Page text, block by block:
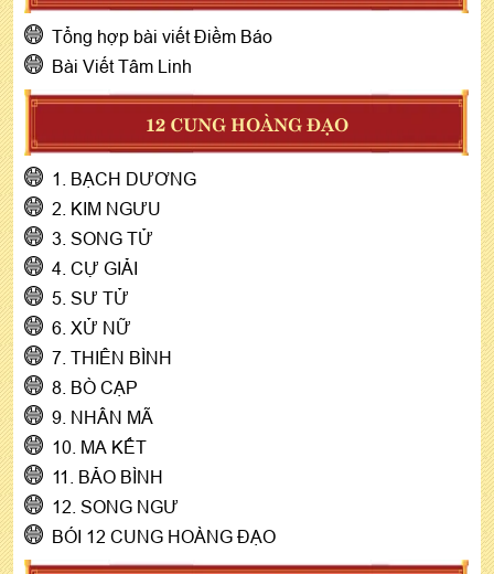
Tổng hợp bài viết Điềm Báo
Bài Viết Tâm Linh
12 CUNG HOÀNG ĐẠO
1. BẠCH DƯƠNG
2. KIM NGƯU
3. SONG TỬ
4. CỰ GIẢI
5. SƯ TỬ
6. XỬ NỮ
7. THIÊN BÌNH
8. BÒ CẠP
9. NHÂN MÃ
10. MA KẾT
11. BẢO BÌNH
12. SONG NGƯ
BÓI 12 CUNG HOÀNG ĐẠO